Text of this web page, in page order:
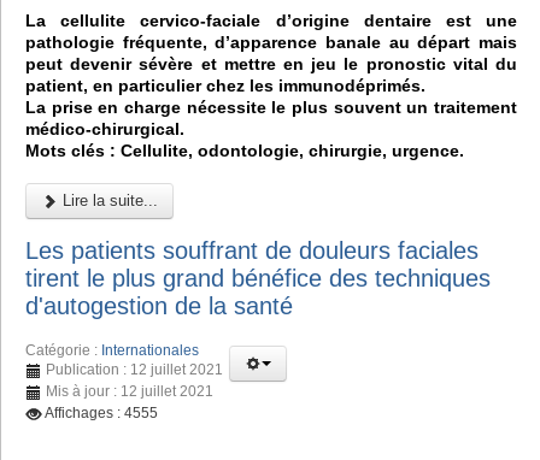
La cellulite cervico-faciale d’origine dentaire est une
pathologie fréquente, d’apparence banale au départ mais
peut devenir sévère et mettre en jeu le pronostic vital du
patient, en particulier chez les immunodéprimés.
La prise en charge nécessite le plus souvent un traitement
médico-chirurgical.
Mots clés : Cellulite, odontologie, chirurgie, urgence.
Lire la suite...
Les patients souffrant de douleurs faciales
tirent le plus grand bénéfice des techniques
d'autogestion de la santé
Catégorie : Internationales
Publication : 12 juillet 2021
Mis à jour : 12 juillet 2021
Affichages : 4555